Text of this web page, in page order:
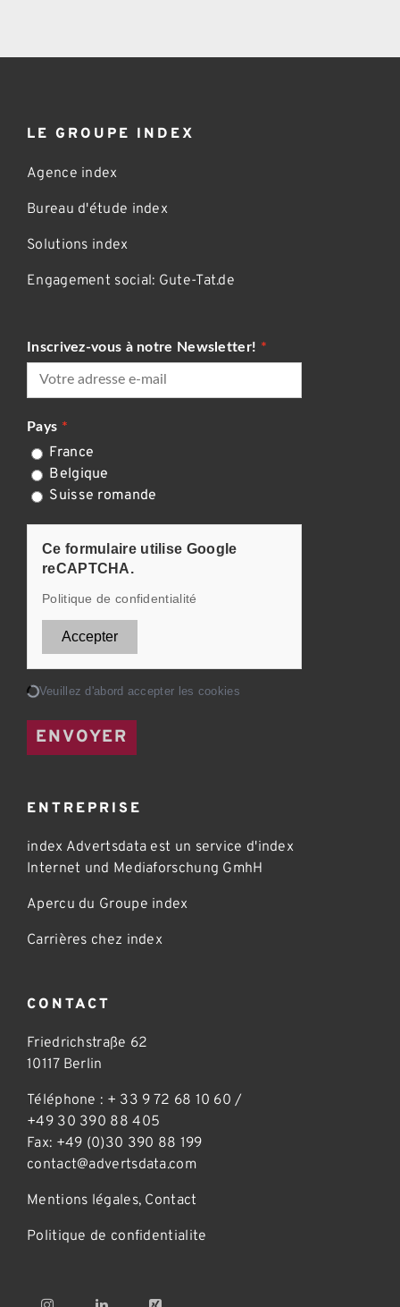
LE GROUPE INDEX
Agence index
Bureau d'étude index
Solutions index
Engagement social: Gute-Tat.de
Inscrivez-vous à notre Newsletter!
Pays
France
Belgique
Suisse romande
Ce formulaire utilise Google
reCAPTCHA.
Politique de confidentialité
Accepter
Chargement...
Veuillez d'abord accepter les cookies
ENVOYER
ENTREPRISE
index Advertsdata est un service d'index
Internet und Mediaforschung GmhH
Apercu du Groupe index
Carrières chez index
CONTACT
Friedrichstraße 62
10117 Berlin
Téléphone : + 33 9 72 68 10 60/
+49 30 390 88 405
Fax: +49 (0)30 390 88 199
contact@advertsdata.com
Mentions légales, Contact
Politique de confidentialite